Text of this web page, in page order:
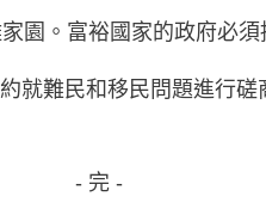
園。富裕國家的政府必
就難民和移民問題進行
- 完 -